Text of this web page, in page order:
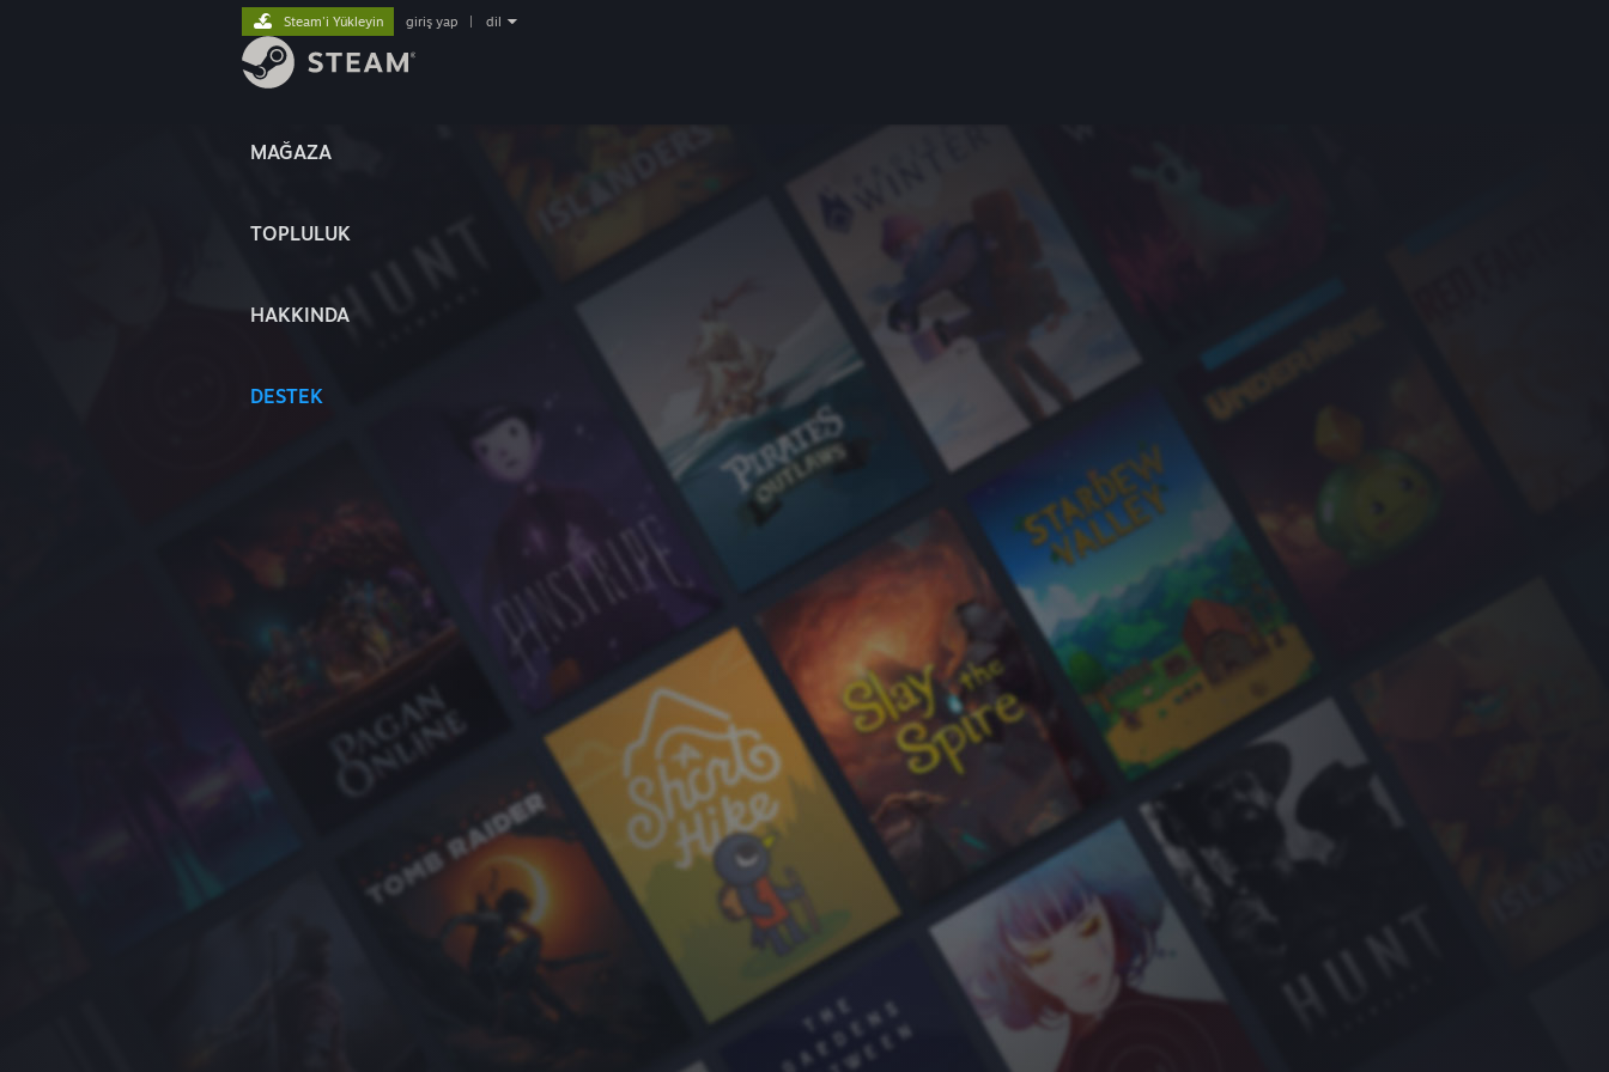
MAĞAZA
TOPLULUK
HAKKINDA
DESTEK
Steam'i Yükleyin giriş yap dil